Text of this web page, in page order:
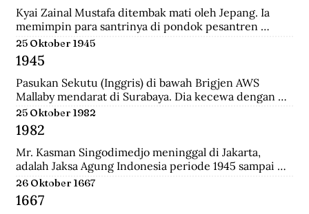
Kyai Zainal Mustafa ditembak mati oleh Jepang. Ia
memimpin para santrinya di pondok pesantren
Sukamanah, menghadapi serangan pihak jepang.
Peristiwa itu dipicu oleh kedatangan empat opsir
Jepang ke pondok sehari sebelumnya untuk
membawa Kyai  Zainal menghadap pemerintah
Jepang di Tasikmalaya.
25 Oktober 1945
1945
Pasukan Sekutu (Inggris) di bawah Brigjen AWS
Mallaby mendarat di Surabaya. Dia kecewa dengan
keputusan para petinggi Sekutu terhadap rakyat
Surabaya.
25 Oktober 1982
1982
Mr. Kasman Singodimedjo meninggal di Jakarta,
adalah Jaksa Agung Indonesia periode 1945 sampai
1946 dan juga mantan Menteri Muda Kehakiman pada
Kabinet Amir Sjarifuddin II. Selain itu ia juga adalah
Ketua KNIP (Komite Nasional Indonesia Pusat) yang
26 Oktober 1667
1667